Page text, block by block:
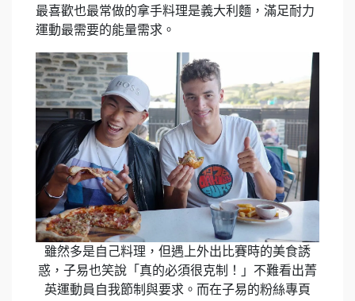
最喜歡也最常做的拿手料理是義大利麵，滿足耐力
運動最需要的能量需求。
雖然多是自己料理，但遇上外出比賽時的美食誘
惑，子易也笑說「真的必須很克制！」不難看出菁
英運動員自我節制與要求。而在子易的粉絲專頁